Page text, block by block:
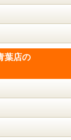
葉店の